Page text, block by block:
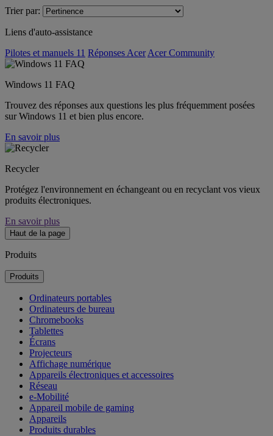
Trier par:
Liens d'auto-assistance
Pilotes et manuels 11 Réponses Acer Acer Community
Windows 11 FAQ
Trouvez des réponses aux questions les plus fréquemment posées
sur Windows 11 et bien plus encore.
En savoir plus
Recycler
Protégez l'environnement en échangeant ou en recyclant vos vieux
produits électroniques.
En savoir plus
Haut de la page
Produits
Produits
Ordinateurs portables
Ordinateurs de bureau
Chromebooks
Tablettes
Écrans
Projecteurs
Affichage numérique
Appareils électroniques et accessoires
Réseau
e-Mobilité
Appareil mobile de gaming
Appareils
Produits durables